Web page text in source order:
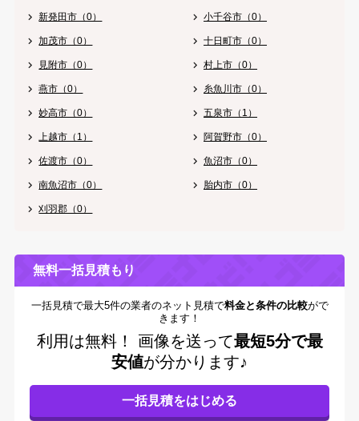
新発田市（0） 小千谷市（0）
加茂市（0） 十日町市（0）
見附市（0） 村上市（0）
燕市（0） 糸魚川市（0）
妙高市（0） 五泉市（1）
上越市（1） 阿賀野市（0）
佐渡市（0） 魚沼市（0）
南魚沼市（0） 胎内市（0）
刈羽郡（0）
無料一括見積もり
一括見積で最大5件の業者のネット見積で料金と条件の比較がで
きます！
利用は無料！ 画像を送って最短5分で最
安値が分かります♪